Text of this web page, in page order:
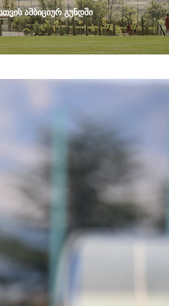
ამბიციურ გუნდში